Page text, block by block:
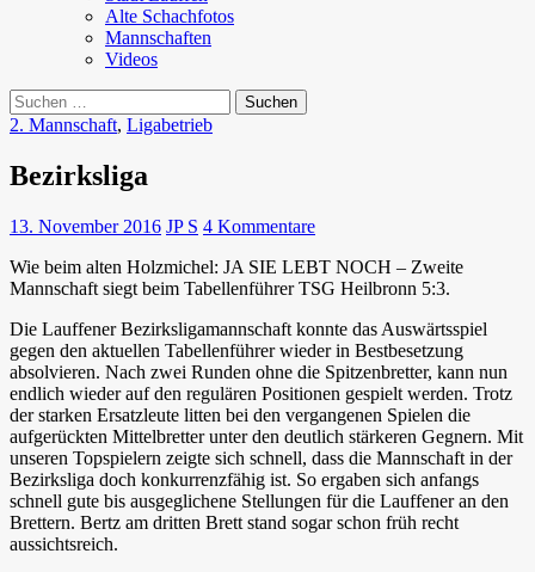
Alte Schachfotos
Mannschaften
Videos
Suchen
nach:
2. Mannschaft, Ligabetrieb
Bezirksliga
13. November 2016 JP S 4 Kommentare
Wie beim alten Holzmichel: JA SIE LEBT NOCH – Zweite
Mannschaft siegt beim Tabellenführer TSG Heilbronn 5:3.
Die Lauffener Bezirksligamannschaft konnte das Auswärtsspiel
gegen den aktuellen Tabellenführer wieder in Bestbesetzung
absolvieren. Nach zwei Runden ohne die Spitzenbretter, kann nun
endlich wieder auf den regulären Positionen gespielt werden. Trotz
der starken Ersatzleute litten bei den vergangenen Spielen die
aufgerückten Mittelbretter unter den deutlich stärkeren Gegnern. Mit
unseren Topspielern zeigte sich schnell, dass die Mannschaft in der
Bezirksliga doch konkurrenzfähig ist. So ergaben sich anfangs
schnell gute bis ausgeglichene Stellungen für die Lauffener an den
Brettern. Bertz am dritten Brett stand sogar schon früh recht
aussichtsreich.